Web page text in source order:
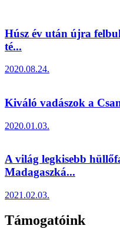
Húsz év után újra
té...
2020.08.24.
Kiváló vadászok a
2020.01.03.
A világ legkisebb
Madagaszká...
2021.02.03.
Támogatóink